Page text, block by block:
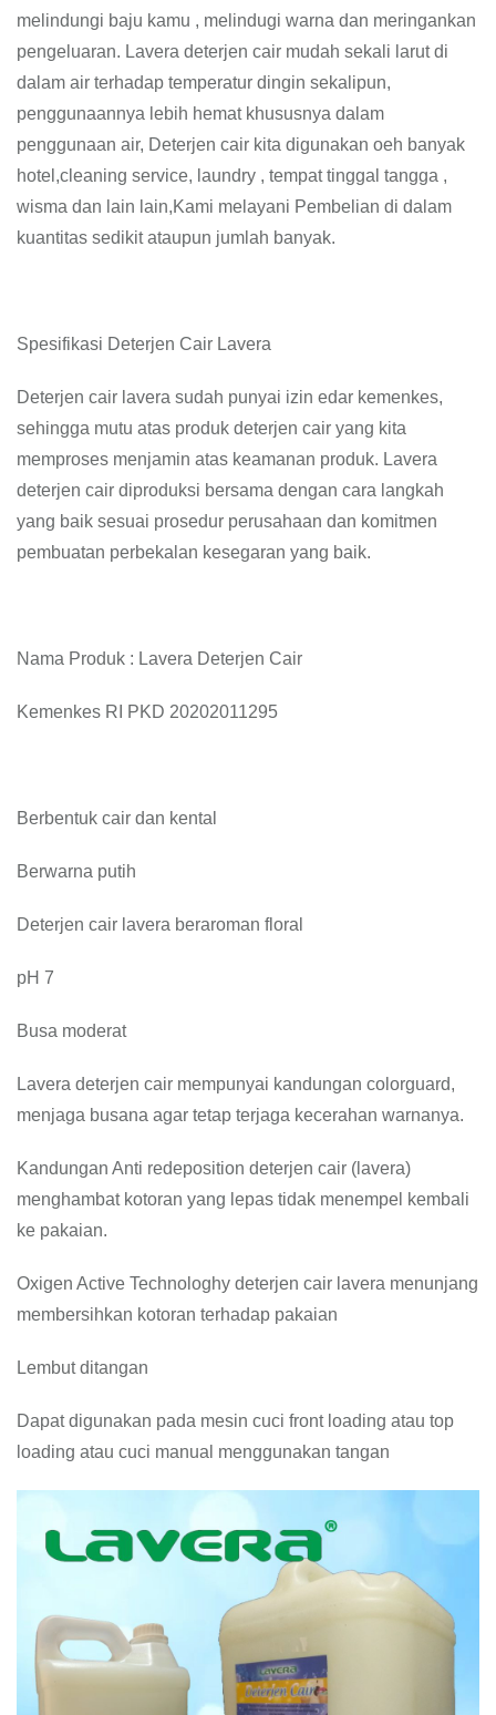
melindungi baju kamu , melindugi warna dan meringankan
pengeluaran. Lavera deterjen cair mudah sekali larut di
dalam air terhadap temperatur dingin sekalipun,
penggunaannya lebih hemat khususnya dalam
penggunaan air, Deterjen cair kita digunakan oeh banyak
hotel,cleaning service, laundry , tempat tinggal tangga ,
wisma dan lain lain,Kami melayani Pembelian di dalam
kuantitas sedikit ataupun jumlah banyak.
Spesifikasi Deterjen Cair Lavera
Deterjen cair lavera sudah punyai izin edar kemenkes,
sehingga mutu atas produk deterjen cair yang kita
memproses menjamin atas keamanan produk. Lavera
deterjen cair diproduksi bersama dengan cara langkah
yang baik sesuai prosedur perusahaan dan komitmen
pembuatan perbekalan kesegaran yang baik.
Nama Produk : Lavera Deterjen Cair
Kemenkes RI PKD 20202011295
Berbentuk cair dan kental
Berwarna putih
Deterjen cair lavera beraroman floral
pH 7
Busa moderat
Lavera deterjen cair mempunyai kandungan colorguard,
menjaga busana agar tetap terjaga kecerahan warnanya.
Kandungan Anti redeposition deterjen cair (lavera)
menghambat kotoran yang lepas tidak menempel kembali
ke pakaian.
Oxigen Active Technologhy deterjen cair lavera menunjang
membersihkan kotoran terhadap pakaian
Lembut ditangan
Dapat digunakan pada mesin cuci front loading atau top
loading atau cuci manual menggunakan tangan